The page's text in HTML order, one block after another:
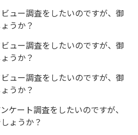
ュー調査をしたいのですが、御
うか？
ュー調査をしたいのですが、御
うか？
ュー調査をしたいのですが、御
うか？
ケート調査をしたいのですが、
ょうか？